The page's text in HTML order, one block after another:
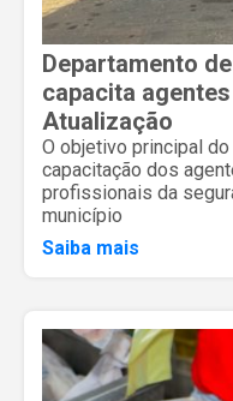
Departamento
capacita
Atualização
O objetivo principal
capacitação dos
profissionais da
município
Saiba mais